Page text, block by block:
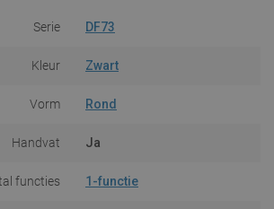
Serie DF73
Kleur Zwart
Vorm Rond
Handvat Ja
functies 1-functie